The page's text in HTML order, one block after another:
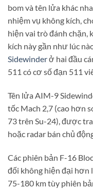
bom và tên lửa khác
nhiệm vụ không kích,
hiện vai trò đánh chặn,
kích này gần như lúc
Sidewinderở hai đầu
511 có cơ số đạn 511
Tên lửa AIM-9
tốc Mach 2,7 (cao hơn
73 trên Su-24), được
hoặc radar bán chủ
Các phiên bản F-16
đối không hiện đại hơn
75-180 km tùy phiên